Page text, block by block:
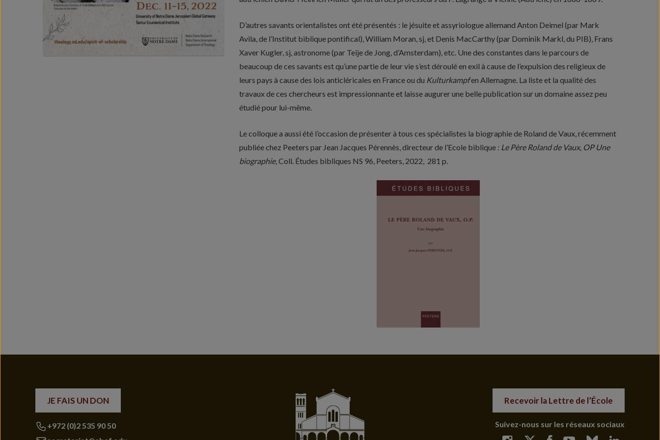
D’autres savants orientalistes ont été présentés : le jésuite et assyriologue allemand Anton Deimel (par Mark
Avila, de l’Institut biblique pontifical), William Moran, sj, et Denis MacCarthy (par Dominik Markl, du PIB), Frans
Xaver Kugler, sj, astronome (par Teije de Jong, d’Amsterdam), etc. Une des constantes dans le parcours de
beaucoup de ces savants est qu’une partie de leur vie s’est déroulé en exil à cause de l’expulsion des religieux de
leurs pays à cause des lois anticléricales en France ou du Kulturkampfen Allemagne. La liste et la qualité des
travaux de ces chercheurs est impressionnante et laisse augurer une belle publication sur un domaine assez peu
étudié pour lui-même.
Le colloque a aussi été l’occasion de présenter à tous ces spécialistes la biographie de Roland de Vaux, récemment
publiée chez Peeters par Jean Jacques Pérennès, directeur de l’Ecole biblique : Le Père Roland de Vaux, OP Une
biographie, Coll. Études bibliques NS 96, Peeters, 2022, 281 p.
JE FAIS UN DON
+972 (0)2 535 90 50
Recevoir la Lettre de l’École
Suivez-nous sur les réseaux sociaux